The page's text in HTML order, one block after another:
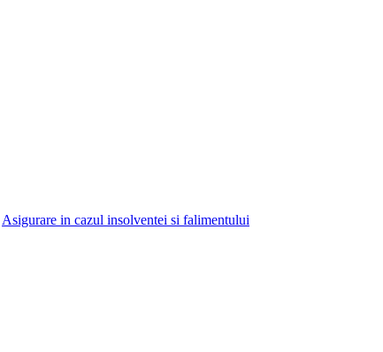
Asigurare in cazul insolventei si falimentului